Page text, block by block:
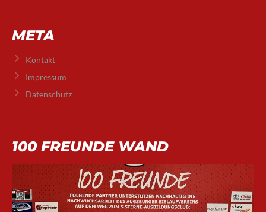
META
Kontakt
Impressum
Datenschutz
100 FREUNDE WAND